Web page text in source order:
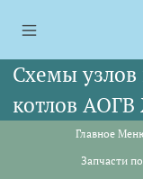
Схемы узлов
котлов
Главное
Запчасти
<a href="https://
<a href="https://